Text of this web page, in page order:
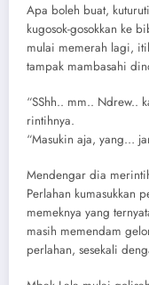
Apa boleh buat,
kugosok-gosokkan ke
mulai memerah lagi,
tampak mambasahi
“SShh.. mm.. Ndrew..
rintihnya.
“Masukin aja, yang…
Mendengar dia
Perlahan kumasukkan
memeknya yang
masih memendam
perlahan, sesekali